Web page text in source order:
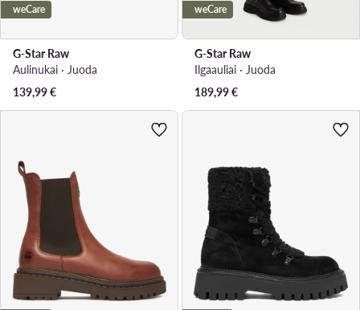
weCare
G-Star Raw
Aulinukai · Juoda
139,99€
weCare
G-Star Raw
Ilgaauliai · Juoda
189,99€